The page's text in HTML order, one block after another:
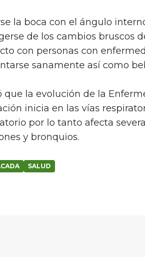
la boca con el ángulo
de los cambios bruscos
con personas con
sanamente así como
que la evolución de la
inicia en las vías
por lo tanto afecta
y bronquios.
SALUD